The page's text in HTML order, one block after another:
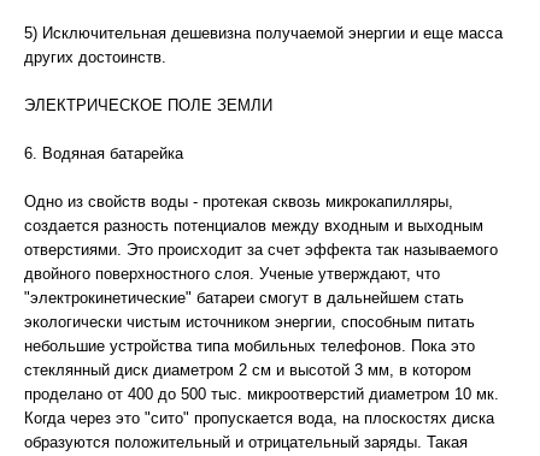
5) Исключительная дешевизна получаемой энергии и еще масса
других достоинств.
ЭЛЕКТРИЧЕСКОЕ ПОЛЕ ЗЕМЛИ
6. Водяная батарейка
Одно из свойств воды - протекая сквозь микрокапилляры,
создается разность потенциалов между входным и выходным
отверстиями. Это происходит за счет эффекта так называемого
двойного поверхностного слоя. Ученые утверждают, что
"электрокинетические" батареи смогут в дальнейшем стать
экологически чистым источником энергии, способным питать
небольшие устройства типа мобильных телефонов. Пока это
стеклянный диск диаметром 2 см и высотой 3 мм, в котором
проделано от 400 до 500 тыс. микроотверстий диаметром 10 мк.
Когда через это "сито" пропускается вода, на плоскостях диска
образуются положительный и отрицательный заряды. Такая